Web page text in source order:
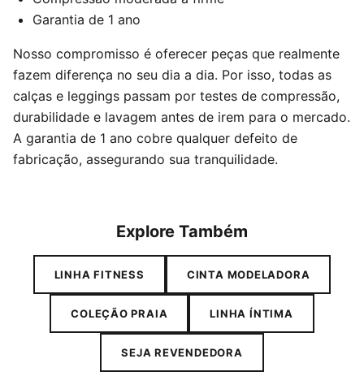
Garantia de 1 ano
Nosso compromisso é oferecer peças que realmente
fazem diferença no seu dia a dia. Por isso, todas as
calças e leggings passam por testes de compressão,
durabilidade e lavagem antes de irem para o mercado.
A garantia de 1 ano cobre qualquer defeito de
fabricação, assegurando sua tranquilidade.
Explore Também
LINHA FITNESS CINTA MODELADORA
COLEÇÃO PRAIA LINHA ÍNTIMA
SEJA REVENDEDORA